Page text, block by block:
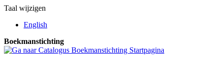
Taal wijzigen
English
Boekmanstichting